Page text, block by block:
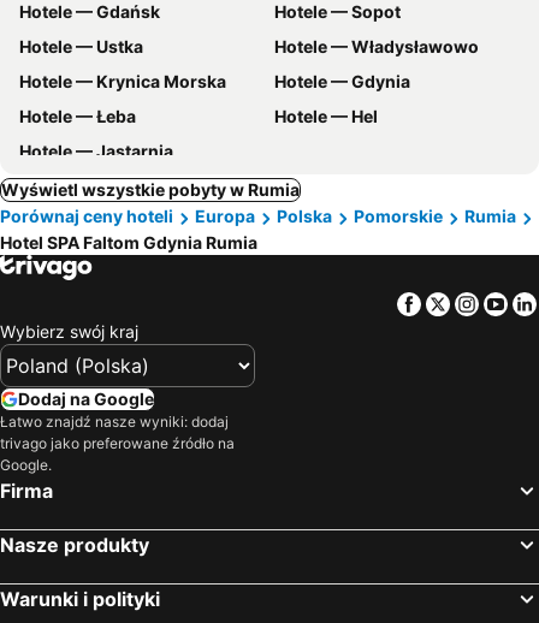
Hotele — Gdańsk
Hotele — Sopot
Hotele — Ustka
Hotele — Władysławowo
Hotele — Krynica Morska
Hotele — Gdynia
Hotele — Łeba
Hotele — Hel
Hotele — Jastarnia
Wyświetl wszystkie pobyty w Rumia
Porównaj ceny hoteli
Europa Polska Pomorskie
Rumia
Hotel SPA Faltom Gdynia Rumia
Facebook
Twitter
Wybierz swój kraj
Dodaj na Google
Łatwo znajdź nasze wyniki: dodaj
trivago jako preferowane źródło na
Google.
Firma
Nasze produkty
Warunki i polityki